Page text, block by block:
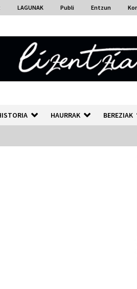
LAGUNAK Publi Entzun
HAURRAK BEREZIAK